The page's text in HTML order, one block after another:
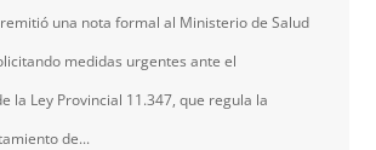
una nota formal al Ministerio de Salud
medidas urgentes ante el
la Ley Provincial 11.347, que regula la
de...